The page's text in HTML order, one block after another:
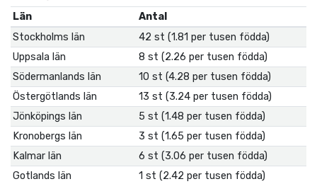
Län
Antal
Stockholms län
42 st (1.81 per tusen födda)
Uppsala län
8 st (2.26 per tusen födda)
Södermanlands län
10 st (4.28 per tusen födda)
Östergötlands län
13 st (3.24 per tusen födda)
Jönköpings län
5 st (1.48 per tusen födda)
Kronobergs län
3 st (1.65 per tusen födda)
Kalmar län
6 st (3.06 per tusen födda)
Gotlands län
1 st (2.42 per tusen födda)